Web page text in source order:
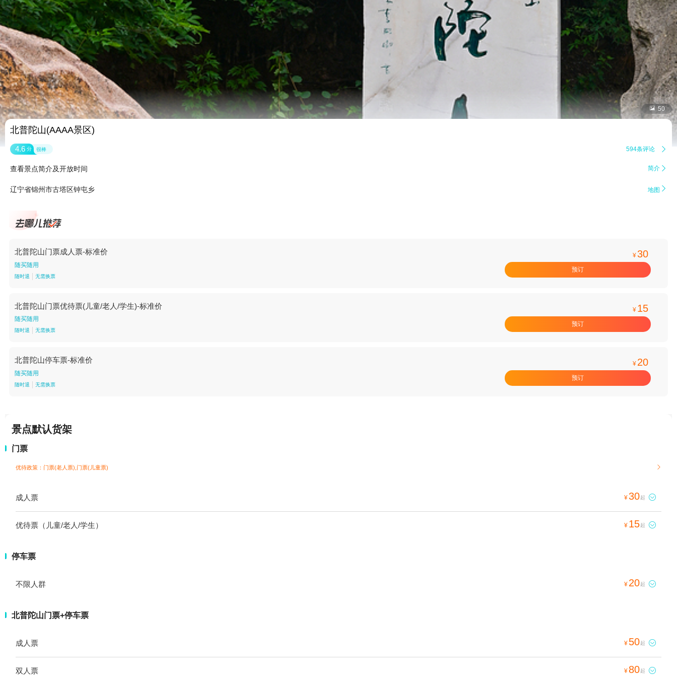
 50
北普陀山(AAAA景区)
4.6 分 很棒 594条评论 
查看景点简介及开放时间 简介 
辽宁省锦州市古塔区钟屯乡 地图 
北普陀山门票成人票-标准价
随买随用
随时退 无需换票
¥30
预订
北普陀山门票优待票(儿童/老人/学生)-标准价
随买随用
随时退 无需换票
¥ 15
预订
北普陀山停车票-标准价
随买随用
随时退 无需换票
¥ 20
预订
景点默认货架
门票
优待政策：门票(老人票),门票(儿童票) 
成人票 ¥30起 
优待票（儿童/老人/学生） ¥ 15起 
停车票
不限人群 ¥ 20起 
北普陀山门票+停车票
成人票 ¥ 50起 
双人票 ¥ 80起 